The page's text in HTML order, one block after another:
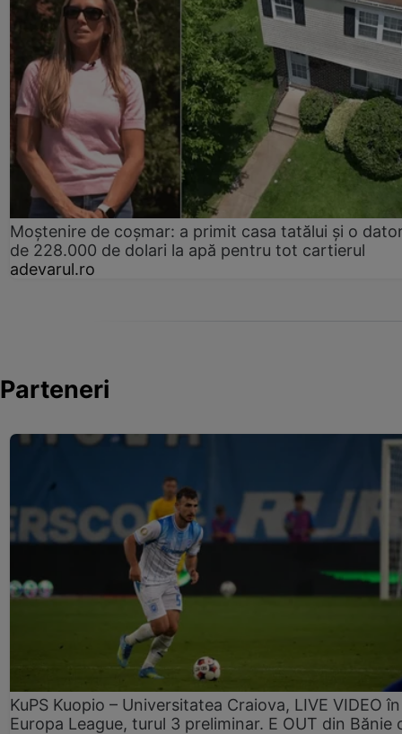
Moștenire de coșmar: a primit casa tatălui și o
de 228.000 de dolari la apă pentru tot cartierul
adevarul.ro
Parteneri
KuPS Kuopio – Universitatea Craiova, LIVE VIDEO în
Europa League, turul 3 preliminar. E OUT din Bănie